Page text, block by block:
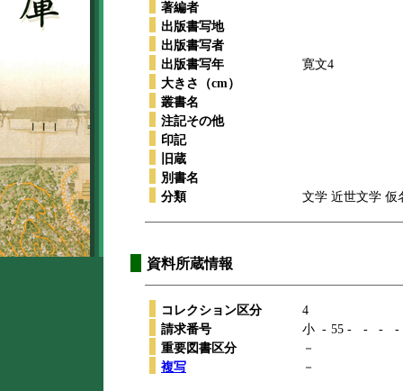
著編者
出版書写地
出版書写者
出版書写年
寛文4
大きさ（cm）
叢書名
注記その他
印記
旧蔵
別書名
分類
文学 近世文学 仮
資料所蔵情報
コレクション区分
4
請求番号
小 - 55 - - -
-
重要図書区分
－
複写
－